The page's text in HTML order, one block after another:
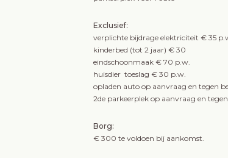
Exclusief:
verplichte bijdrage elektriciteit € 35
kinderbed (tot 2 jaar) € 30
eindschoonmaak € 70 p.w.
huisdier toeslag € 30 p.w.
opladen auto op aanvraag en tegen
2de parkeerplek op aanvraag en
Borg:
€ 300 te voldoen bij aankomst.